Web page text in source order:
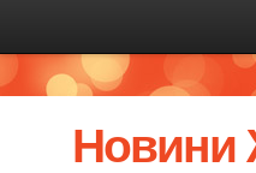
Новини